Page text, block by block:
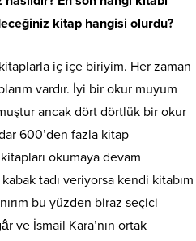
kitap hangisi olurdu?
iç içe biriyim. Her zaman
vardır. İyi bir okur muyum
ancak dört dörtlük bir okur
600’den fazla kitap
okumaya devam
tadı veriyorsa kendi kitabım
bu yüzden biraz seçici
ve İsmail Kara’nın ortak